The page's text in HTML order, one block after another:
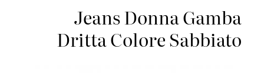
Jeans Donna Gamba
Dritta Colore Sabbiato